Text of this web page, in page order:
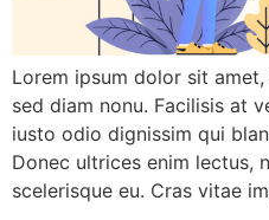
Lorem ipsum dolor sit
sed diam nonu. Facilisis at
iusto odio dignissim qui
Donec ultrices enim lectus,
scelerisque eu. Cras vitae